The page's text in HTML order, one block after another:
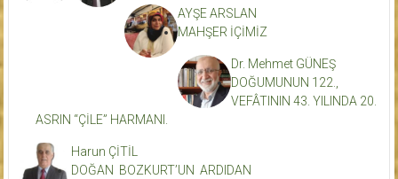
AYŞE ARSLAN
MAHŞER İÇİMİZ
Dr. Mehmet GÜNEŞ
DOĞUMUNUN 122.,
VEFÂTININ 43. YILINDA 20.
ASRIN “ÇİLE” HARMANI.
Harun ÇİTİL
DOĞAN BOZKURT’UN ARDIDAN